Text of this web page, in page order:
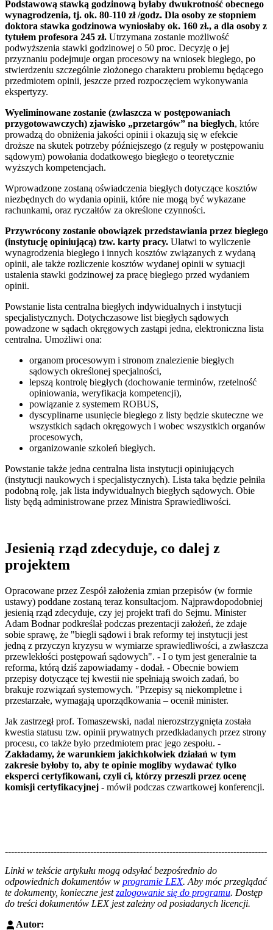
Podstawową stawką godzinową byłaby dwukrotność obecnego
wynagrodzenia, tj. ok. 80-110 zł /godz. Dla osoby ze stopniem
doktora stawka godzinowa wyniosłaby ok. 160 zł., a dla osoby z
tytułem profesora 245 zł. Utrzymana zostanie możliwość
podwyższenia stawki godzinowej o 50 proc. Decyzję o jej
przyznaniu podejmuje organ procesowy na wniosek biegłego, po
stwierdzeniu szczególnie złożonego charakteru problemu będącego
przedmiotem opinii, jeszcze przed rozpoczęciem wykonywania
ekspertyzy.
Wyeliminowane zostanie (zwłaszcza w postępowaniach
przygotowawczych) zjawisko „przetargów” na biegłych, które
prowadzą do obniżenia jakości opinii i okazują się w efekcie
droższe na skutek potrzeby późniejszego (z reguły w postępowaniu
sądowym) powołania dodatkowego biegłego o teoretycznie
wyższych kompetencjach.
Wprowadzone zostaną oświadczenia biegłych dotyczące kosztów
niezbędnych do wydania opinii, które nie mogą być wykazane
rachunkami, oraz ryczałtów za określone czynności.
Przywrócony zostanie obowiązek przedstawiania przez biegłego
(instytucję opiniującą) tzw. karty pracy. Ułatwi to wyliczenie
wynagrodzenia biegłego i innych kosztów związanych z wydaną
opinii, ale także rozliczenie kosztów wydanej opinii w sytuacji
ustalenia stawki godzinowej za pracę biegłego przed wydaniem
opinii.
Powstanie lista centralna biegłych indywidualnych i instytucji
specjalistycznych. Dotychczasowe list biegłych sądowych
powadzone w sądach okręgowych zastąpi jedna, elektroniczna lista
centralna. Umożliwi ona:
organom procesowym i stronom znalezienie biegłych
sądowych określonej specjalności,
lepszą kontrolę biegłych (dochowanie terminów, rzetelność
opiniowania, weryfikacja kompetencji),
powiązanie z systemem ROBUS,
dyscyplinarne usunięcie biegłego z listy będzie skuteczne we
wszystkich sądach okręgowych i wobec wszystkich organów
procesowych,
organizowanie szkoleń biegłych.
Powstanie także jedna centralna lista instytucji opiniujących
(instytucji naukowych i specjalistycznych). Lista taka będzie pełniła
podobną rolę, jak lista indywidualnych biegłych sądowych. Obie
listy będą administrowane przez Ministra Sprawiedliwości.
Jesienią rząd zdecyduje, co dalej z
projektem
Opracowane przez Zespół założenia zmian przepisów (w formie
ustawy) poddane zostaną teraz konsultacjom. Najprawdopodobniej
jesienią rząd zdecyduje, czy jej projekt trafi do Sejmu. Minister
Adam Bodnar podkreślał podczas prezentacji założeń, że zdaje
sobie sprawę, że "biegli sądowi i brak reformy tej instytucji jest
jedną z przyczyn kryzysu w wymiarze sprawiedliwości, a zwłaszcza
przewlekłości postępowań sądowych". - I o tym jest generalnie ta
reforma, którą dziś zapowiadamy - dodał. - Obecnie bowiem
przepisy dotyczące tej kwestii nie spełniają swoich zadań, bo
brakuje rozwiązań systemowych. "Przepisy są niekompletne i
przestarzałe, wymagają uporządkowania – ocenił minister.
Jak zastrzegł prof. Tomaszewski, nadal nierozstrzygnięta została
kwestia statusu tzw. opinii prywatnych przedkładanych przez strony
procesu, co także było przedmiotem prac jego zespołu. -
Zakładamy, że warunkiem jakichkolwiek działań w tym
zakresie byłoby to, aby te opinie mogliby wydawać tylko
eksperci certyfikowani, czyli ci, którzy przeszli przez ocenę
komisji certyfikacyjnej - mówił podczas czwartkowej konferencji.
--------------------------------------------------------------------------------------
Linki w tekście artykułu mogą odsyłać bezpośrednio do
odpowiednich dokumentów w programie LEX. Aby móc przeglądać
te dokumenty, konieczne jestzalogowanie się do programu. Dostęp
do treści dokumentów LEX jest zależny od posiadanych licencji.
Autor: